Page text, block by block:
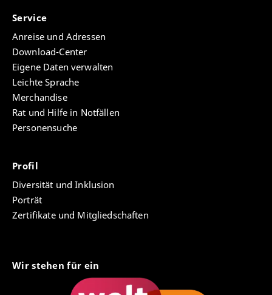
Service
Anreise und Adressen
Download-Center
Eigene Daten verwalten
Leichte Sprache
Merchandise
Rat und Hilfe in Notfällen
Personensuche
Profil
Diversität und Inklusion
Porträt
Zertifikate und Mitgliedschaften
Wir stehen für ein